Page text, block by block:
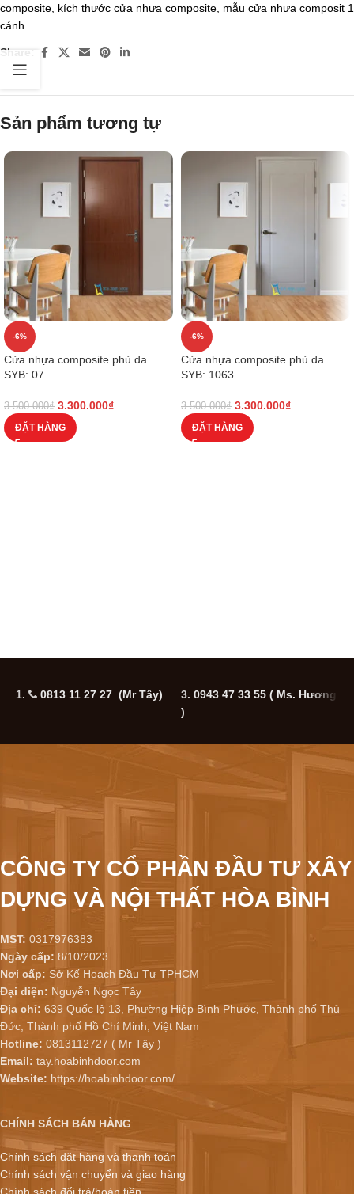
composite kích thước cửa nhựa composite mẫu cửa nhựa composit 1
cánh
Share:
Sản phẩm tương tự
-6%
Cửa nhựa composite phủ da
SYB: 07
3.500.000₫ 3.300.000₫
ĐẶT HÀNG
-6%
Cửa nhựa composite phủ da
SYB: 1063
3.500.000₫ 3.300.000₫
ĐẶT HÀNG
1. 0813 11 27 27 (Mr Tây) 3. 0943 47 33 55 ( Ms. Hương
)
CÔNG TY CỔ PHẦN ĐẦU TƯ XÂY
DỰNG VÀ NỘI THẤT HÒA BÌNH
MST: 0317976383
Ngày cấp: 8/10/2023
Nơi cấp: Sở Kế Hoạch Đầu Tư TPHCM
Đại diện: Nguyễn Ngọc Tây
Địa chỉ: 639 Quốc lộ 13, Phường Hiệp Bình Phước, Thành phố Thủ
Đức, Thành phố Hồ Chí Minh, Việt Nam
Hotline: 0813112727 ( Mr Tây )
Email: tay.hoabinhdoor.com
Website: https://hoabinhdoor.com/
CHÍNH SÁCH BÁN HÀNG
Chính sách đặt hàng và thanh toán
Chính sách vận chuyển và giao hàng